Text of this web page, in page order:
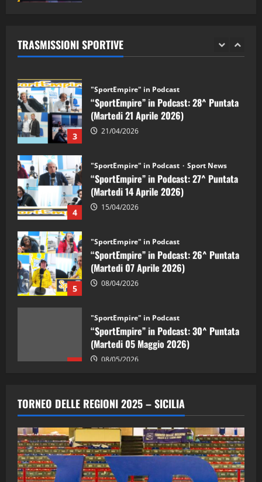
TRASMISSIONI SPORTIVE
2 28/04/2026
3
“SportEmpire” in Podcast: 28^ Puntata
(Martedi 21 Aprile 2026)
21/04/2026
4
“SportEmpire” in Podcast: 27^ Puntata
(Martedi 14 Aprile 2026)
15/04/2026
5
“SportEmpire” in Podcast: 26^ Puntata
(Martedi 07 Aprile 2026)
08/04/2026
“SportEmpire” in Podcast: 30^ Puntata
(Martedi 05 Maggio 2026)
08/05/2026
2
“SportEmpire” in Podcast: 29^ Puntata
(Martedi 28 Aprile 2026)
28/04/2026
"SportEmpire" in Podcast
“SportEmpire” in Podcast: 28^ Puntata
TORNEO DELLE REGIONI 2025 – SICILIA